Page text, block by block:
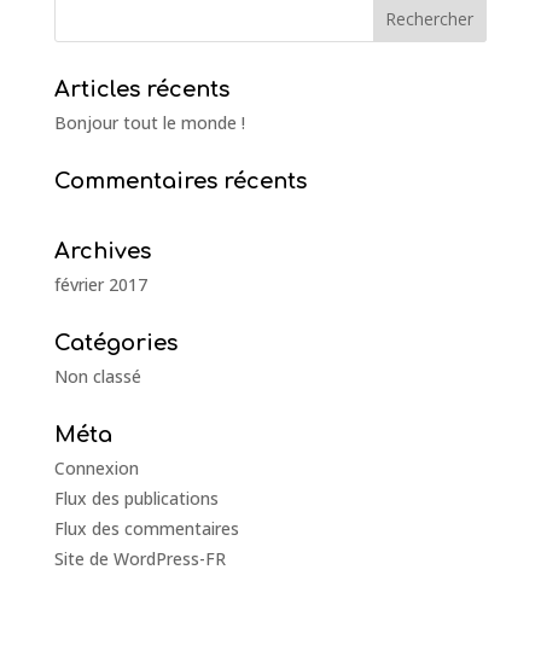
Articles récents
Bonjour tout le monde !
Commentaires récents
Archives
février 2017
Catégories
Non classé
Méta
Connexion
Flux des publications
Flux des commentaires
Site de WordPress-FR